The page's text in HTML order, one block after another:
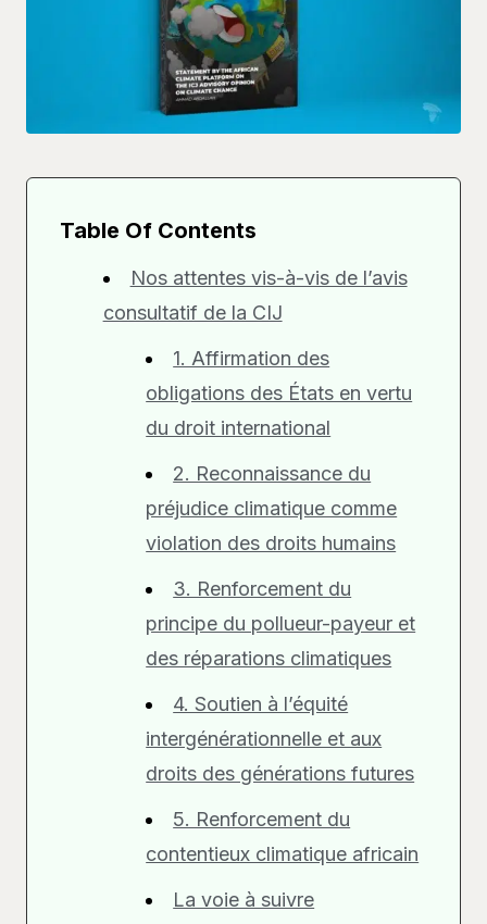
Table Of Contents
Nos attentes vis-à-vis de l’avis
consultatif de la CIJ
1. Affirmation des
obligations des États en vertu
du droit international
2. Reconnaissance du
préjudice climatique comme
violation des droits humains
3. Renforcement du
principe du pollueur-payeur et
des réparations climatiques
4. Soutien à l’équité
intergénérationnelle et aux
droits des générations futures
5. Renforcement du
contentieux climatique africain
La voie à suivre